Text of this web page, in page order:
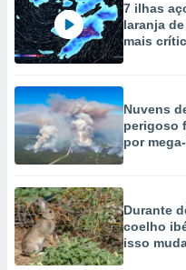
7 ilhas
laranja
mais
Nuvens
perigoso
por
Durante
coelho
isso